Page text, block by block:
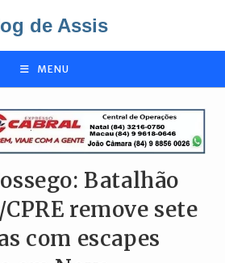
de Assis
MENU
Batalhão
remove sete
com escapes